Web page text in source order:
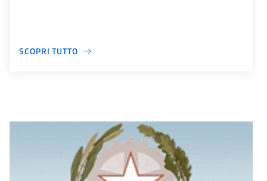
SCOPRI TUTTO